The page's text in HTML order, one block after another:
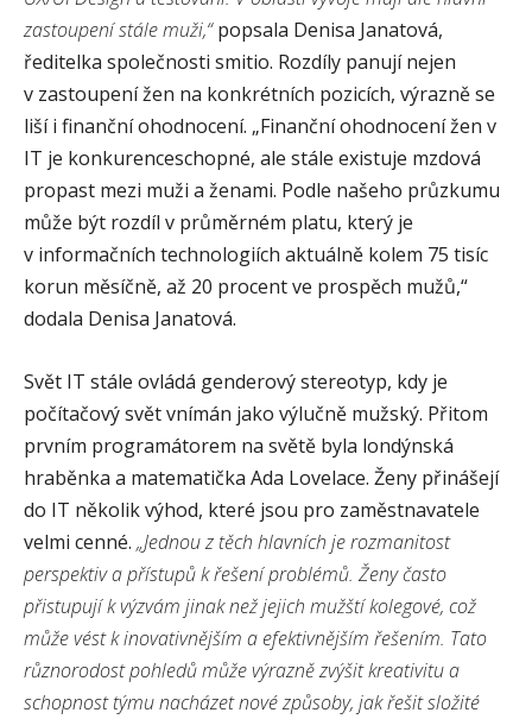
zastoupení stále muži,“popsala Denisa Janatová,
ředitelka společnosti smitio. Rozdíly panují nejen
v zastoupení žen na konkrétních pozicích, výrazně se
liší i finanční ohodnocení. „Finanční ohodnocení žen v
IT je konkurenceschopné, ale stále existuje mzdová
propast mezi muži a ženami. Podle našeho průzkumu
může být rozdíl v průměrném platu, který je
v informačních technologiích aktuálně kolem 75 tisíc
korun měsíčně, až 20 procent ve prospěch mužů,“
dodala Denisa Janatová.
Svět IT stále ovládá genderový stereotyp, kdy je
počítačový svět vnímán jako výlučně mužský. Přitom
prvním programátorem na světě byla londýnská
hraběnka a matematička Ada Lovelace. Ženy přinášejí
do IT několik výhod, které jsou pro zaměstnavatele
velmi cenné. „Jednou z těch hlavních je rozmanitost
perspektiv a přístupů k řešení problémů. Ženy často
přistupují k výzvám jinak než jejich mužští kolegové, což
může vést k inovativnějším a efektivnějším řešením. Tato
různorodost pohledů může výrazně zvýšit kreativitu a
schopnost týmu nacházet nové způsoby, jak řešit složité